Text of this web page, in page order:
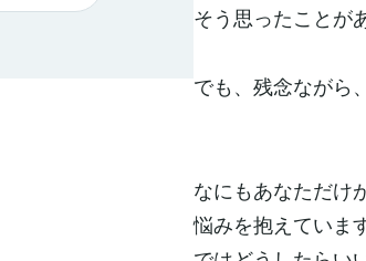
そう思ったことが
でも、残念ながら
なにもあなただけ
悩みを抱えています